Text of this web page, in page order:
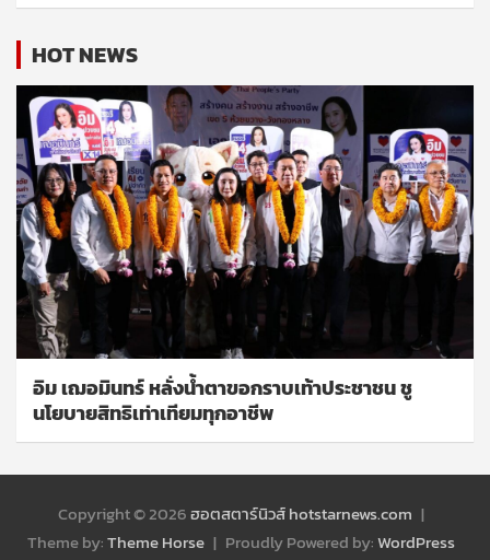
HOT NEWS
อิม เฌอมินทร์ หลั่งน้ำตาขอกราบเท้าประชาชน ชู
นโยบายสิทธิเท่าเทียมทุกอาชีพ
Copyright © 2026ฮอตสตาร์นิวส์ hotstarnews.com
Theme by:Theme Horse Proudly Powered by:WordPress